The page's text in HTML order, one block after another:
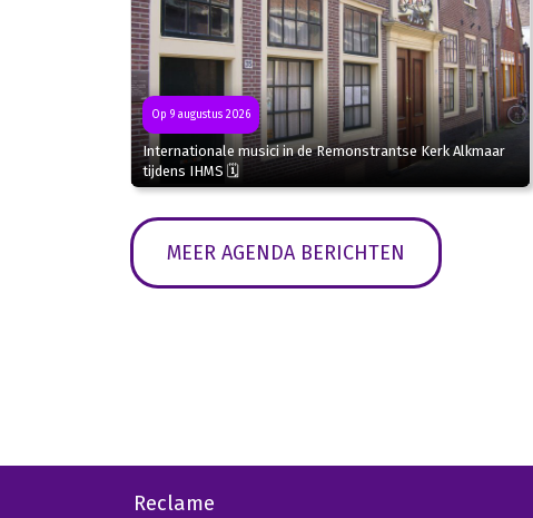
Op 9 augustus 2026
Internationale musici in de Remonstrantse Kerk Alkmaar
tijdens IHMS 🗓
MEER AGENDA BERICHTEN
Reclame